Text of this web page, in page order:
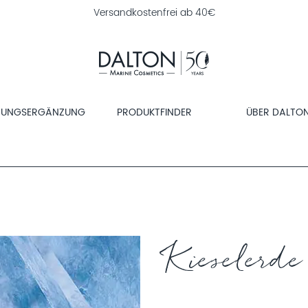
Versandkostenfrei ab 40€
PRODUKTFINDER ÜBER
Kieselerde